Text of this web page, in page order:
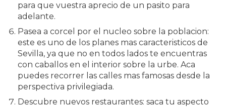
para que vuestra aprecio de un pasito para
adelante.
Pasea a corcel por el nucleo sobre la poblacion:
este es uno de los planes mas caracteristicos de
Sevilla, ya que no en todos lados te encuentras
con caballos en el interior sobre la urbe. Aca
puedes recorrer las calles mas famosas desde la
perspectiva privilegiada.
Descubre nuevos restaurantes: saca tu aspecto